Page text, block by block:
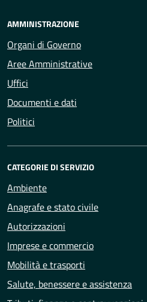
AMMINISTRAZIONE
Organi di Governo
Aree Amministrative
Uffici
Documenti e dati
Politici
CATEGORIE DI SERVIZIO
Ambiente
Anagrafe e stato civile
Autorizzazioni
Imprese e commercio
Mobilità e trasporti
Salute, benessere e assistenza